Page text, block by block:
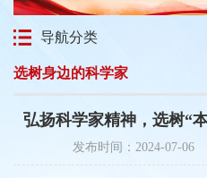
导航分类
选树身边的科学家
弘扬科学家精神，选树
发布时间：2024-07-